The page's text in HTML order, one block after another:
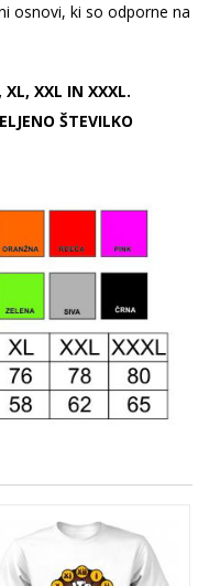
osnovi, ki so odporne na
XXL IN XXXL.
ŠTEVILKO